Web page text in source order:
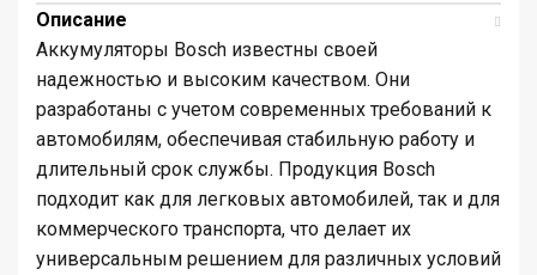
Описание
Аккумуляторы Bosch известны своей
надежностью и высоким качеством. Они
разработаны с учетом современных требований к
автомобилям, обеспечивая стабильную работу и
длительный срок службы. Продукция Bosch
подходит как для легковых автомобилей, так и для
коммерческого транспорта, что делает их
универсальным решением для различных условий